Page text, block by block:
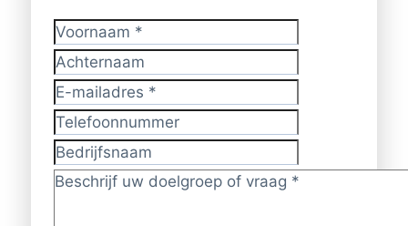
Voornaam*
Achternaam
E-mailadres*
Telefoonnummer
Bedrijfsnaam
Doelgroep/vraag?
*